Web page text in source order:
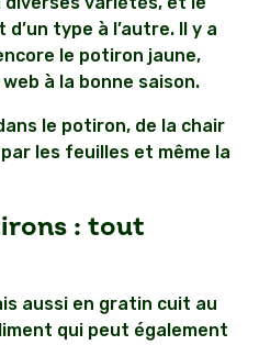
type à l’autre. Il y a
le potiron jaune,
à la bonne saison.
le potiron, de la chair
les feuilles et même la
: tout
aussi en gratin cuit au
qui peut également